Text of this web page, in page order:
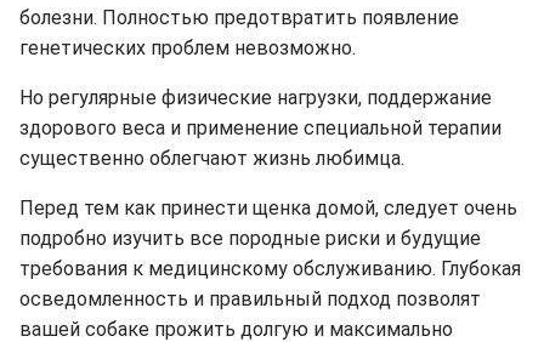
болезни. Полностью предотвратить появление
генетических проблем невозможно.
Но регулярные физические нагрузки, поддержание
здорового веса и применение специальной терапии
существенно облегчают жизнь любимца.
Перед тем как принести щенка домой, следует очень
подробно изучить все породные риски и будущие
требования к медицинскому обслуживанию. Глубокая
осведомленность и правильный подход позволят
вашей собаке прожить долгую и максимально